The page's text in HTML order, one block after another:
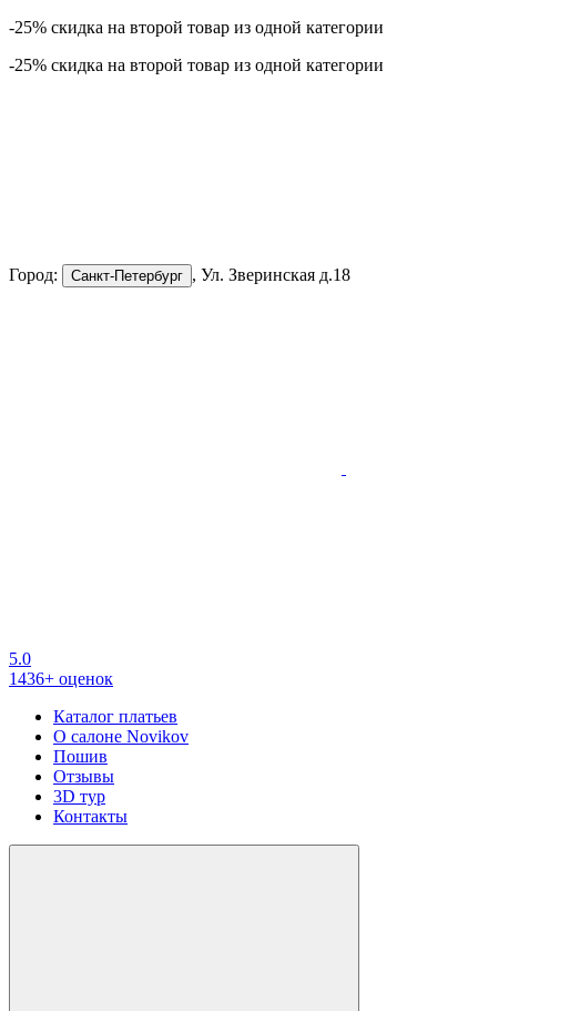
-25% скидка на второй товар из одной категории
-25% скидка на второй товар из одной категории
Город: Санкт-Петербург , Ул. Зверинская д.18
5.0
1436+ оценок
Каталог платьев
О салоне Novikov
Пошив
Отзывы
3D тур
Контакты